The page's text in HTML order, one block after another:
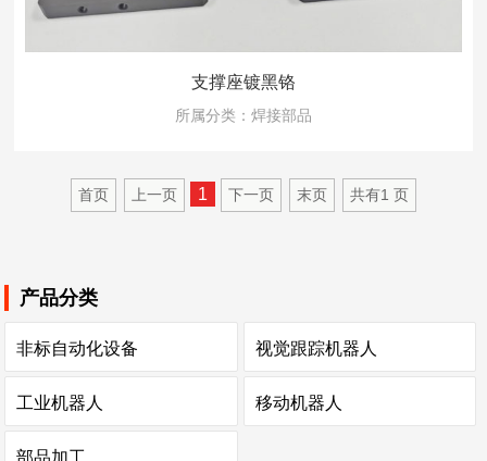
支撑座镀黑铬
所属分类：焊接部品
首页 上一页 1 下一页 末页 共有1 页
产品分类
非标自动化设备 视觉跟踪机器人
工业机器人 移动机器人
部品加工